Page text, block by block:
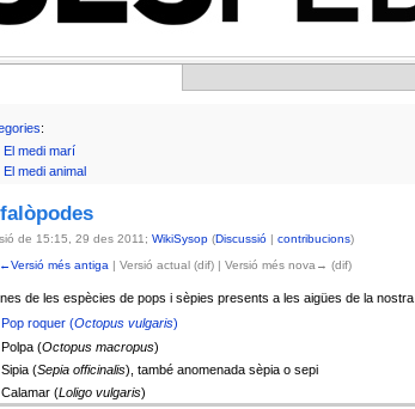
:
El medi marí
El medi animal
de 15:15, 29 des 2011; WikiSysop (Discussió| contribucions)
←Versió més antiga | Versió actual (dif) | Versió més nova→ (dif)
de les espècies de pops i sèpies presents a les aigües de la
Pop roquer (Octopus vulgaris)
Polpa (Octopus macropus)
Sipia (Sepia officinalis), també anomenada sèpia o sepi
Calamar (Loligo vulgaris)